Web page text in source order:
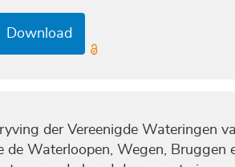
Download
der Vereenigde Wateringen
de Waterloopen, Wegen, Bruggen